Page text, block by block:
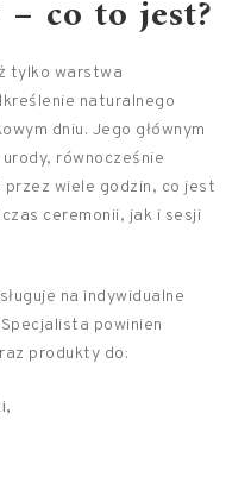
co to jest?
tylko warstwa
naturalnego
dniu. Jego głównym
równocześnie
przez wiele godzin, co jest
ceremonii, jak i sesji
na indywidualne
powinien
produkty do: